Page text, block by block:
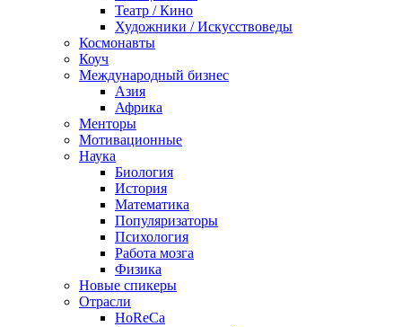
Театр / Кино
Художники / Искусствоведы
Космонавты
Коуч
Международный бизнес
Азия
Африка
Менторы
Мотивационные
Наука
Биология
История
Математика
Популяризаторы
Психология
Работа мозга
Физика
Новые спикеры
Отрасли
HoReCa